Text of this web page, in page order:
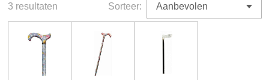
3 resultaten Sorteer: